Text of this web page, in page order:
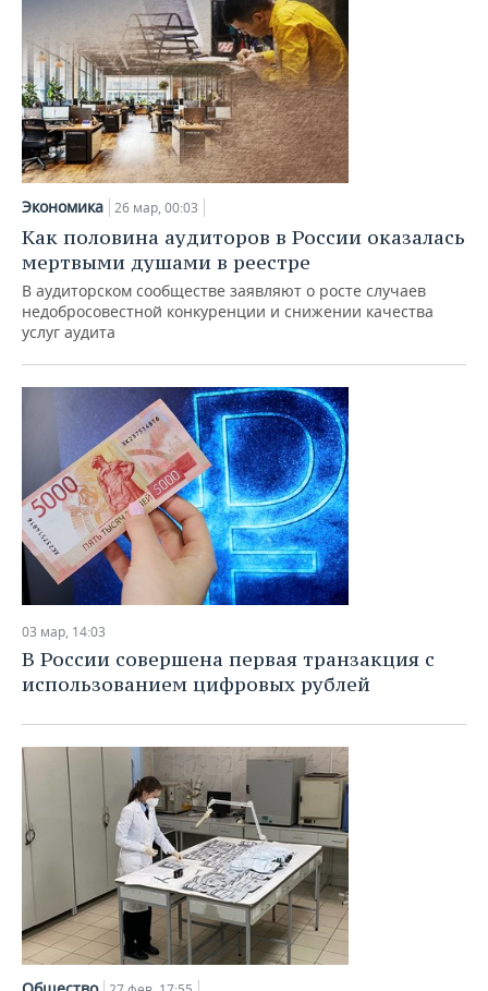
Экономика 26 мар, 00:03
Как половина аудиторов в России оказалась
мертвыми душами в реестре
В аудиторском сообществе заявляют о росте случаев
недобросовестной конкуренции и снижении качества
услуг аудита
03 мар, 14:03
В России совершена первая транзакция с
использованием цифровых рублей